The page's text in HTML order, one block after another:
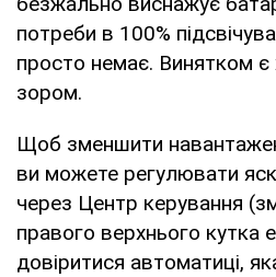
потреби в 100%
просто немає. Винятком є
зором.
Щоб зменшити
ви можете регулювати
через Центр керування
правого верхнього кутка
довіритися автоматиці,